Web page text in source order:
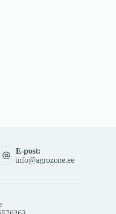
E-post:
info@agrozone.ee